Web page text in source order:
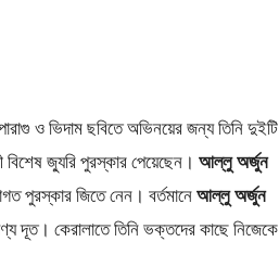
ও ভিদাম ছবিতে অভিনয়ের জন্য তিনি দুইটি
জ্যুরি পুরস্কার পেয়েছেন। আল্লু অর্জুন
পুরস্কার জিতে নেন। বর্তমানেআল্লু অর্জুন
কেরালাতে তিনি ভক্তদের কাছে নিজেকে